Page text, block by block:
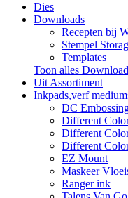
Dies
Downloads
Recepten bij
Stempel
Templates
Toon alles
Uit Assortiment
Inkpads,verf
DC
Different
Different
Different
EZ Mount
Maskeer
Ranger ink